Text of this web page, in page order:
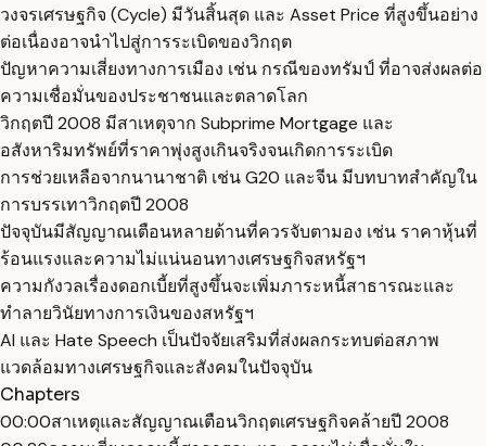
วงจรเศรษฐกิจ (Cycle) มีวันสิ้นสุด และ Asset Price ที่สูงขึ้นอย่าง
ต่อเนื่องอาจนำไปสู่การระเบิดของวิกฤต
ปัญหาความเสี่ยงทางการเมือง เช่น กรณีของทรัมป์ ที่อาจส่งผลต่อ
ความเชื่อมั่นของประชาชนและตลาดโลก
วิกฤตปี 2008 มีสาเหตุจาก Subprime Mortgage และ
อสังหาริมทรัพย์ที่ราคาพุ่งสูงเกินจริงจนเกิดการระเบิด
การช่วยเหลือจากนานาชาติ เช่น G20 และจีน มีบทบาทสำคัญใน
การบรรเทาวิกฤตปี 2008
ปัจจุบันมีสัญญาณเตือนหลายด้านที่ควรจับตามอง เช่น ราคาหุ้นที่
ร้อนแรงและความไม่แน่นอนทางเศรษฐกิจสหรัฐฯ
ความกังวลเรื่องดอกเบี้ยที่สูงขึ้นจะเพิ่มภาระหนี้สาธารณะและ
ทำลายวินัยทางการเงินของสหรัฐฯ
AI และ Hate Speech เป็นปัจจัยเสริมที่ส่งผลกระทบต่อสภาพ
แวดล้อมทางเศรษฐกิจและสังคมในปัจจุบัน
Chapters
00:00สาเหตุและสัญญาณเตือนวิกฤตเศรษฐกิจคล้ายปี 2008